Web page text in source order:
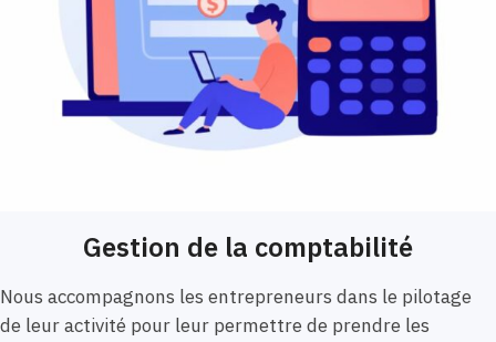
Gestion de la comptabilité
Nous accompagnons les entrepreneurs dans le pilotage
de leur activité pour leur permettre de prendre les